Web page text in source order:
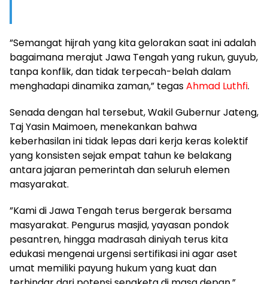
​”Semangat hijrah yang kita gelorakan saat ini adalah
bagaimana merajut Jawa Tengah yang rukun, guyub,
tanpa konflik, dan tidak terpecah-belah dalam
menghadapi dinamika zaman,” tegasAhmad Luthfi.
​Senada dengan hal tersebut, Wakil Gubernur Jateng,
Taj Yasin Maimoen, menekankan bahwa
keberhasilan ini tidak lepas dari kerja keras kolektif
yang konsisten sejak empat tahun ke belakang
antara jajaran pemerintah dan seluruh elemen
masyarakat.
​”Kami di Jawa Tengah terus bergerak bersama
masyarakat. Pengurus masjid, yayasan pondok
pesantren, hingga madrasah diniyah terus kita
edukasi mengenai urgensi sertifikasi ini agar aset
umat memiliki payung hukum yang kuat dan